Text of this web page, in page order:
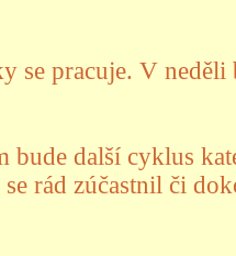
se pracuje. V neděli
bude další cyklus
rád zúčastnil či